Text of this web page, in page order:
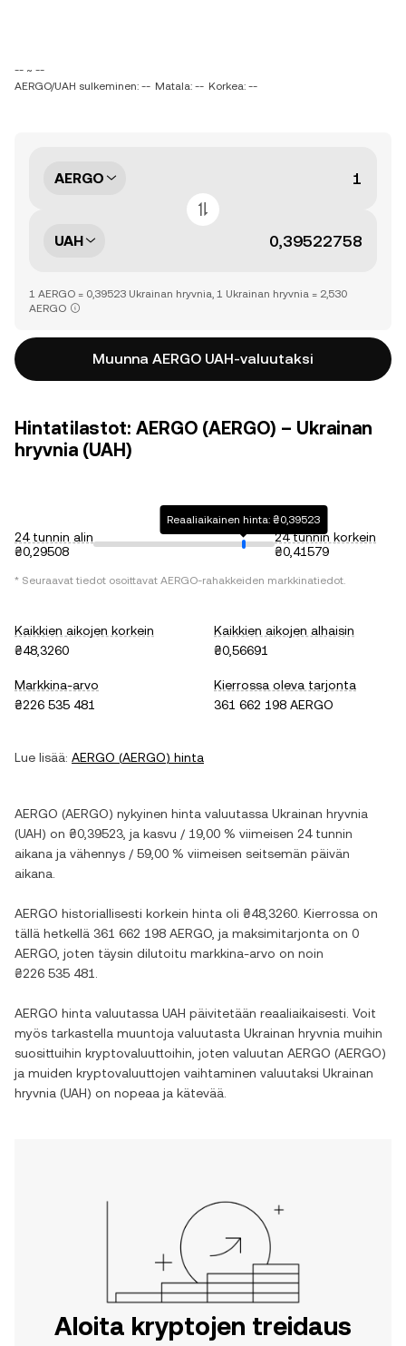
-- ~ --
AERGO/UAH sulkeminen: -- Matala: -- Korkea: --
AERGO
UAH
1 AERGO = 0,39523 Ukrainan hryvnia, 1 Ukrainan hryvnia = 2,530
AERGO
Muunna AERGO UAH-valuutaksi
Hintatilastot: AERGO (AERGO) – Ukrainan
hryvnia (UAH)
24 tunnin alin
₴0,29508
Reaaliaikainen hinta: ₴0,39523
24 tunnin korkein
₴0,41579
* Seuraavat tiedot osoittavat AERGO-rahakkeiden markkinatiedot.
Kaikkien aikojen korkein
₴48,3260
Kaikkien aikojen alhaisin
₴0,56691
Markkina-arvo
₴226 535 481
Kierrossa oleva tarjonta
361 662 198 AERGO
Lue lisää: AERGO (AERGO) hinta
AERGO (AERGO) nykyinen hinta valuutassa Ukrainan hryvnia
(UAH) on ₴0,39523 , ja kasvu / 19,00 % viimeisen 24 tunnin
aikana ja vähennys / 59,00 % viimeisen seitsemän päivän
aikana.
AERGO historiallisesti korkein hinta oli ₴48,3260 . Kierrossa on
tällä hetkellä 361 662 198 AERGO , ja maksimitarjonta on 0
AERGO , joten täysin dilutoitu markkina-arvo on noin
₴226 535 481
AERGO hinta valuutassa UAH päivitetään reaaliaikaisesti. Voit
myös tarkastella muuntoja valuutasta Ukrainan hryvnia muihin
suosittuihin kryptovaluuttoihin, joten valuutan AERGO (AERGO)
ja muiden kryptovaluuttojen vaihtaminen valuutaksi Ukrainan
hryvnia (UAH) on nopeaa ja kätevää.
Aloita kryptojen treidaus